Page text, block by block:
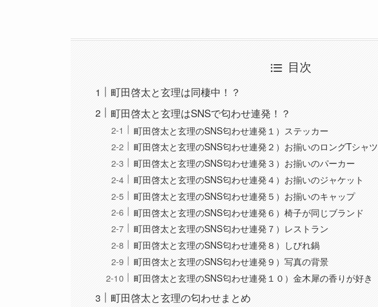
目次
町田啓太と玄理は同棲中！？
町田啓太と玄理はSNSで匂わせ連発！？
町田啓太と玄理のSNS匂わせ連発１）ステッカー
町田啓太と玄理のSNS匂わせ連発２）お揃いのロングTシャツ
町田啓太と玄理のSNS匂わせ連発３）お揃いのパーカー
町田啓太と玄理のSNS匂わせ連発４）お揃いのジャケット
町田啓太と玄理のSNS匂わせ連発５）お揃いのキャップ
町田啓太と玄理のSNS匂わせ連発６）椅子が同じブランド
町田啓太と玄理のSNS匂わせ連発７）レストラン
町田啓太と玄理のSNS匂わせ連発８）しびれ鍋
町田啓太と玄理のSNS匂わせ連発９）写真の背景
町田啓太と玄理のSNS匂わせ連発１０）金木犀の香りが好き
町田啓太と玄理の匂わせまとめ